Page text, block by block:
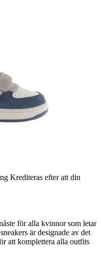
Krediteras efter att din
för alla kvinnor som letar
är designade av det
att komplettera alla outfits